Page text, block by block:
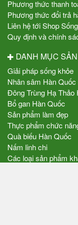
Hướng dẫn mua hàng
Quan điểm kinh
Cam kết chất lượng
Chính sách và quy
Chính sách bảo mật
Phương thức vận
Phương thức thanh
Phương thức đổi trả
Liên hệ tới Shop
Quy định và chính
DANH MỤC SẢN
Giải pháp sống khỏe
Nhân sâm Hàn Quốc
Đông Trùng Hạ Thảo